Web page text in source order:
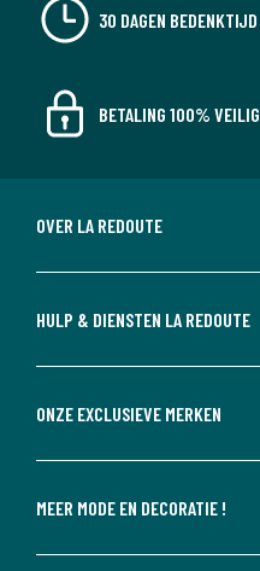
30 DAGEN BEDENKTIJD
BETALING 100% VEILIG
OVER LA REDOUTE
HULP & DIENSTEN LA REDOUTE
ONZE EXCLUSIEVE MERKEN
MEER MODE EN DECORATIE !